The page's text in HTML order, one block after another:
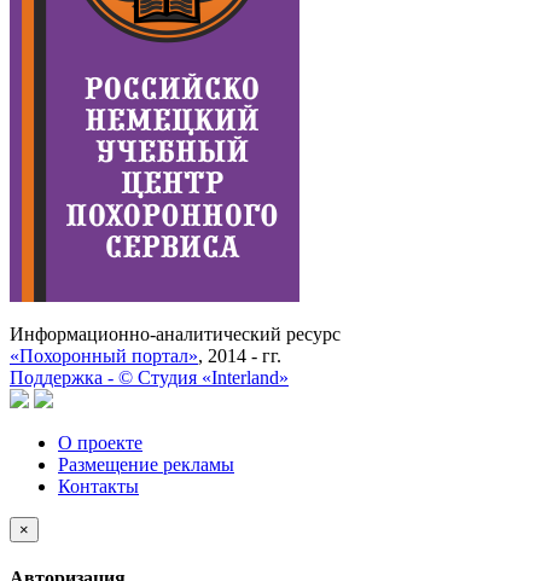
Информационно-аналитический ресурс
«Похоронный портал», 2014 - гг.
Поддержка - © Cтудия «Interland»
О проекте
Размещение рекламы
Контакты
×